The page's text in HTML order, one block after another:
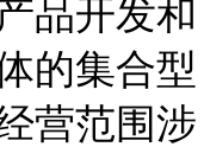
品开发和
的集合型
营范围涉